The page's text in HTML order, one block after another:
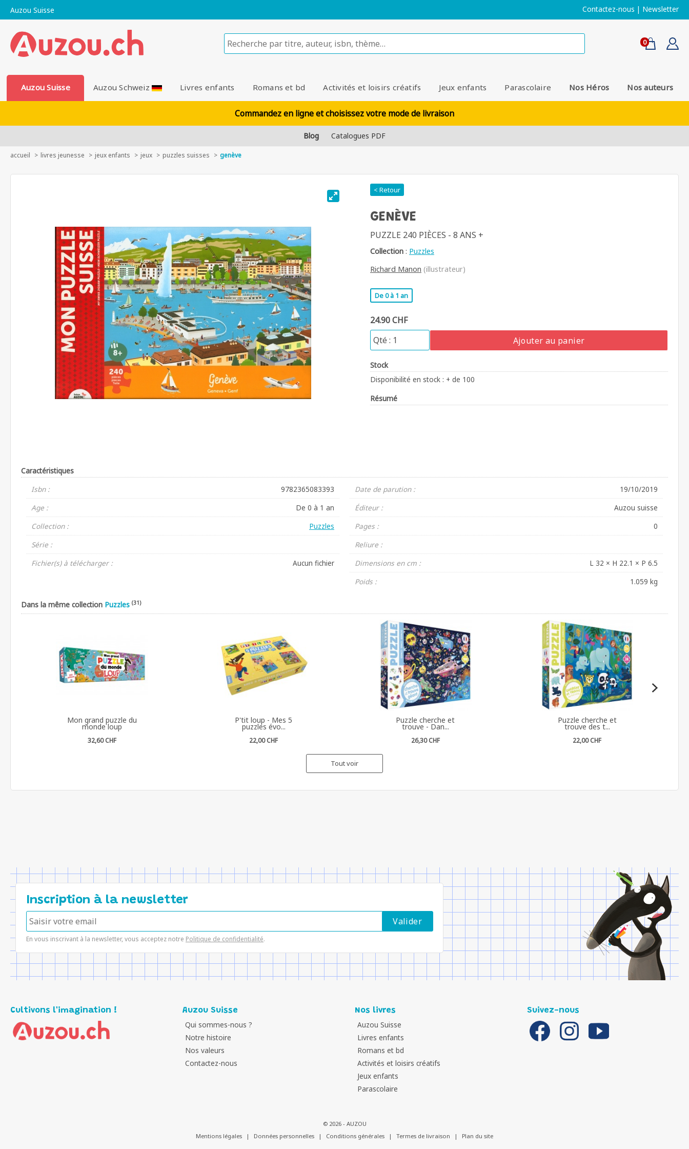
Auzou Suisse Contactez-nous | Newsletter
0
Auzou Suisse Auzou Schweiz Livres enfants Romans et bd Activités et loisirs créatifs Jeux enfants Parascolaire Nos Héros Nos auteurs
Commandez en ligne et choisissez votre mode de livraison
Blog Catalogues PDF
accueil livres jeunesse jeux enfants jeux puzzles suisses genève
< Retour
GENÈVE
PUZZLE 240 PIÈCES - 8 ANS +
Collection : Puzzles
Richard Manon (illustrateur)
De 0 à 1 an
24.90 CHF
Ajouter au panier
Stock
Disponibilité en stock : + de 100
Résumé
Caractéristiques
Isbn :
9782365083393
Age :
De 0 à 1 an
Collection :
Puzzles
Série :
Fichier(s) à télécharger :
Aucun fichier
Date de parution :
19/10/2019
Éditeur :
Auzou suisse
Pages :
0
Reliure :
Dimensions en cm :
L 32 × H 22.1 × P 6.5
Poids :
1.059 kg
Dans la même collection Puzzles (31)
Mon grand puzzle du
monde loup
32,60 CHF
P'tit loup - Mes 5
puzzles évo...
22,00 CHF
Puzzle cherche et
trouve - Dan...
26,30 CHF
Puzzle cherche et
trouve des t...
22,00 CHF
Tout voir
Inscription à la newsletter
En vous inscrivant à la newsletter, vous acceptez notre Politique de confidentialité.
Cultivons l'imagination ! Auzou Suisse
Qui sommes-nous ?
Notre histoire
Nos valeurs
Contactez-nous
Nos livres
Auzou Suisse
Livres enfants
Romans et bd
Activités et loisirs créatifs
Jeux enfants
Parascolaire
Suivez-nous
© 2026 - AUZOU
Mentions légales
| Données personnelles | Conditions générales | Termes de livraison | Plan du site